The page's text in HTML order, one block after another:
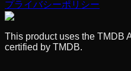
プライバシーポリシー
This product uses the TMDB
certified by TMDB.